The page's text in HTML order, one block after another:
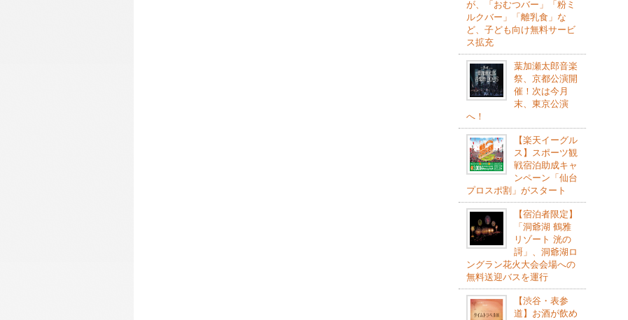
が、「おむつバー」「粉ミ
ルクバー」「離乳食」な
ど、子ども向け無料サービ
ス拡充
葉加瀬太郎音楽
祭、京都公演開
催！次は今月
末、東京公演
へ！
【楽天イーグル
ス】スポーツ観
戦宿泊助成キャ
ンペーン「仙台
プロスポ割」がスタート
【宿泊者限定】
「洞爺湖 鶴雅
リゾート 洸の
謌」、洞爺湖ロ
ングラン花火大会会場への
無料送迎バスを運行
【渋谷・表参
道】お酒が飲め